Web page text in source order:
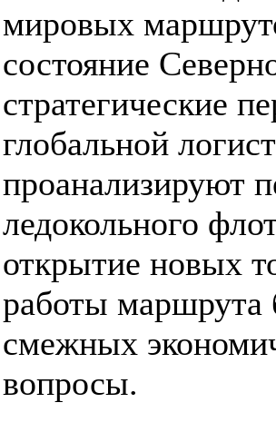
мировых
состояние
стратегические
глобальной
проанализируют
ледокольного
открытие новых
работы маршрута
смежных
вопросы.